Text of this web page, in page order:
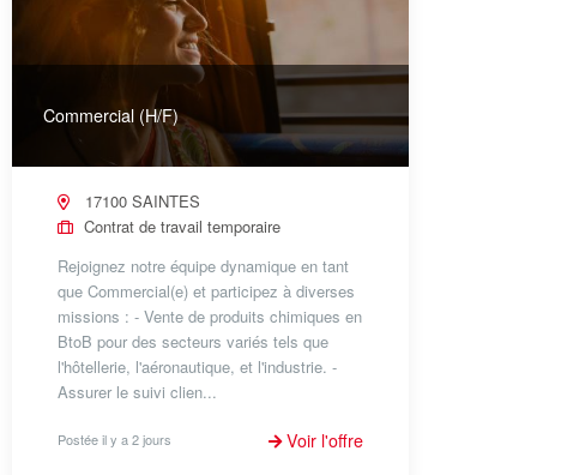
Commercial (H/F)
17100 SAINTES
Contrat de travail temporaire
Rejoignez notre équipe dynamique en tant
que Commercial(e) et participez à diverses
missions : - Vente de produits chimiques en
BtoB pour des secteurs variés tels que
l'hôtellerie, l'aéronautique, et l'industrie. -
Assurer le suivi clien...
Postée il y a 2 jours Voir l'offre